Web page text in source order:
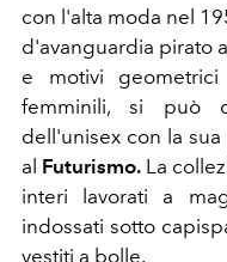
con l'alta moda nel
d'avanguardia pirato
e motivi
femminili, si può
dell'unisex con la
al Futurismo. La
interi lavorati a
indossati sotto
vestiti a bolle.